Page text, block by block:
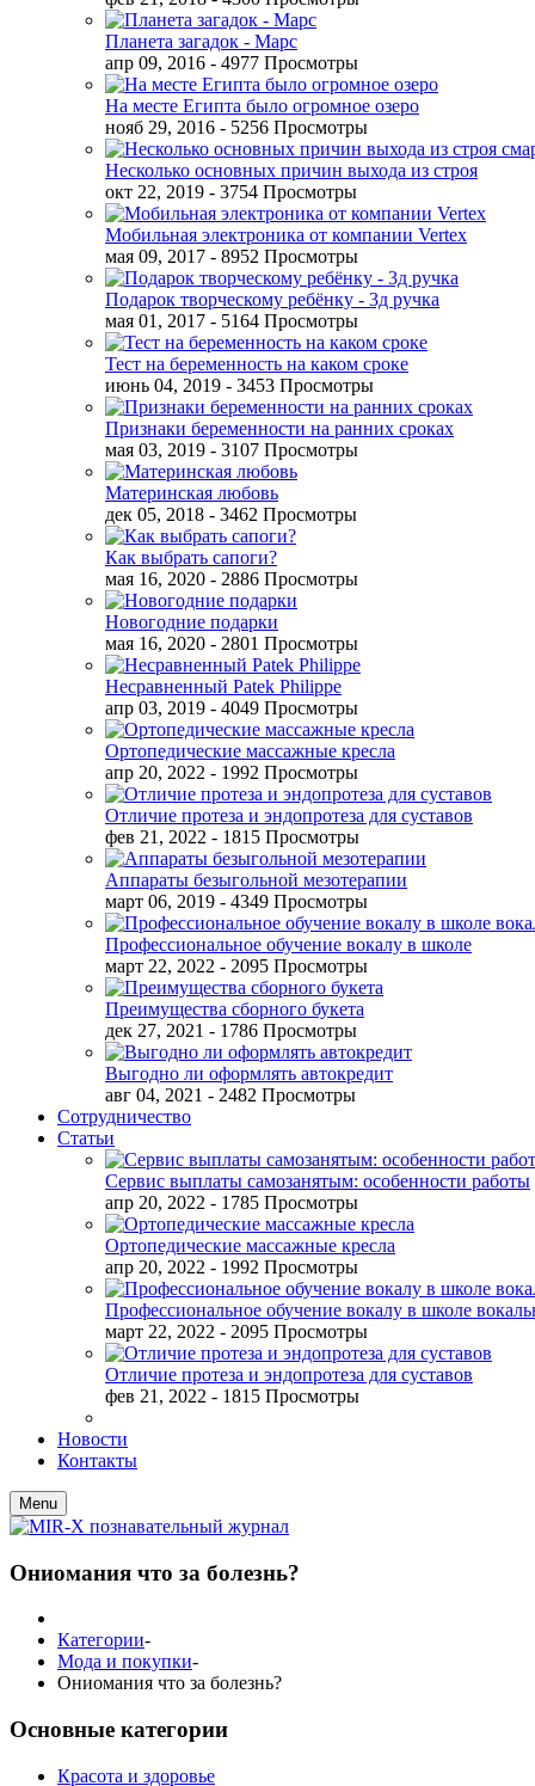
Планета загадок - Марс
апр 09, 2016 - 4977 Просмотры
На месте Египта было огромное озеро
нояб 29, 2016 - 5256 Просмотры
Несколько основных причин выхода из строя
окт 22, 2019 - 3754 Просмотры
Мобильная электроника от компании Vertex
мая 09, 2017 - 8952 Просмотры
Подарок творческому ребёнку - 3д ручка
мая 01, 2017 - 5164 Просмотры
Тест на беременность на каком сроке
июнь 04, 2019 - 3453 Просмотры
Признаки беременности на ранних сроках
мая 03, 2019 - 3107 Просмотры
Материнская любовь
дек 05, 2018 - 3462 Просмотры
Как выбрать сапоги?
мая 16, 2020 - 2886 Просмотры
Новогодние подарки
мая 16, 2020 - 2801 Просмотры
Несравненный Patek Philippe
апр 03, 2019 - 4049 Просмотры
Ортопедические массажные кресла
апр 20, 2022 - 1992 Просмотры
Отличие протеза и эндопротеза для суставов
фев 21, 2022 - 1815 Просмотры
Аппараты безыгольной мезотерапии
март 06, 2019 - 4349 Просмотры
Профессиональное обучение вокалу в школе
март 22, 2022 - 2095 Просмотры
Преимущества сборного букета
дек 27, 2021 - 1786 Просмотры
Выгодно ли оформлять автокредит
авг 04, 2021 - 2482 Просмотры
Сотрудничество
Статьи
Сервис выплаты самозанятым: особенности работы
апр 20, 2022 - 1785 Просмотры
Ортопедические массажные кресла
апр 20, 2022 - 1992 Просмотры
Профессиональное обучение вокалу в школе
март 22, 2022 - 2095 Просмотры
Отличие протеза и эндопротеза для суставов
фев 21, 2022 - 1815 Просмотры
Новости
Контакты
Menu
Ониомания что за болезнь?
Категории-
Мода и покупки-
Ониомания что за болезнь?
Основные категории
Красота и здоровье